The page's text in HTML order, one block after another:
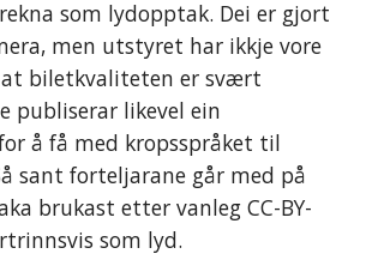
som lydopptak. Dei er gjort
men utstyret har ikkje vore
biletkvaliteten er svært
publiserar likevel ein
å få med kropsspråket til
sant forteljarane går med på
brukast etter vanleg CC-BY-
som lyd.